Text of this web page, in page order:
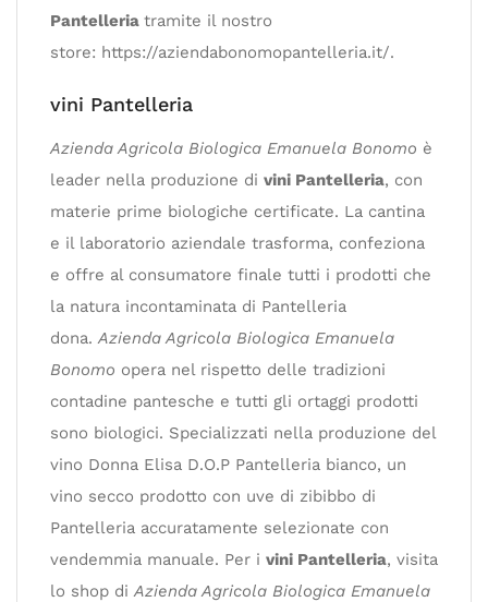
Pantelleria tramite il nostro
store: https://aziendabonomopantelleria.it/.
vini Pantelleria
Azienda Agricola Biologica Emanuela Bonomo è
leader nella produzione di vini Pantelleria, con
materie prime biologiche certificate. La cantina
e il laboratorio aziendale trasforma, confeziona
e offre al consumatore finale tutti i prodotti che
la natura incontaminata di Pantelleria
dona.Azienda Agricola Biologica Emanuela
Bonomo opera nel rispetto delle tradizioni
contadine pantesche e tutti gli ortaggi prodotti
sono biologici. Specializzati nella produzione del
vino Donna Elisa D.O.P Pantelleria bianco, un
vino secco prodotto con uve di zibibbo di
Pantelleria accuratamente selezionate con
vendemmia manuale. Per i vini Pantelleria, visita
lo shop diAzienda Agricola Biologica Emanuela